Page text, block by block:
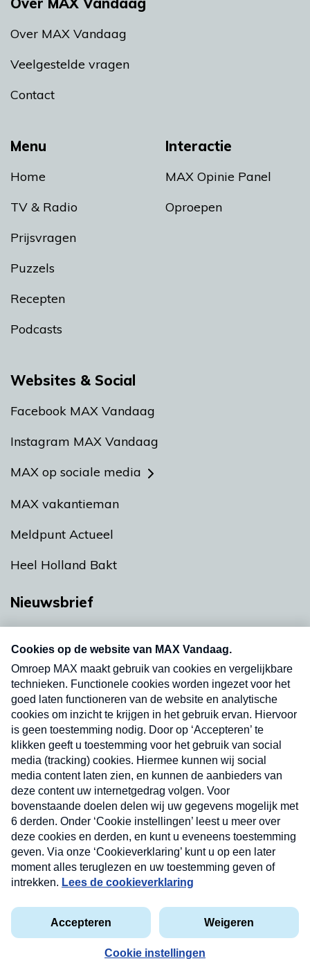
Menu
Home
TV & Radio
Prijsvragen
Puzzels
Recepten
Podcasts
Interactie
MAX Opinie Panel
Oproepen
Over MAX Vandaag
Veelgestelde vragen
Contact
Websites & Social
Facebook MAX Vandaag
Instagram MAX Vandaag
MAX op sociale media
MAX vakantieman
Meldpunt Actueel
Heel Holland Bakt
Nieuwsbrief
nieuwsbrief. Elke vrijdag- en dinsdagochtend in
uw mailbox.
Verzend
Privacyverklaring
Cookieverklaring
Kwetsbaarheid melden
Copyright © 2026 MAX Vandaag - Omroep MAX
Nieuwsbrief
Neem hier een gratis abonnement op onze
nieuwsbrief. Elke vrijdag- en dinsdagochtend in uw